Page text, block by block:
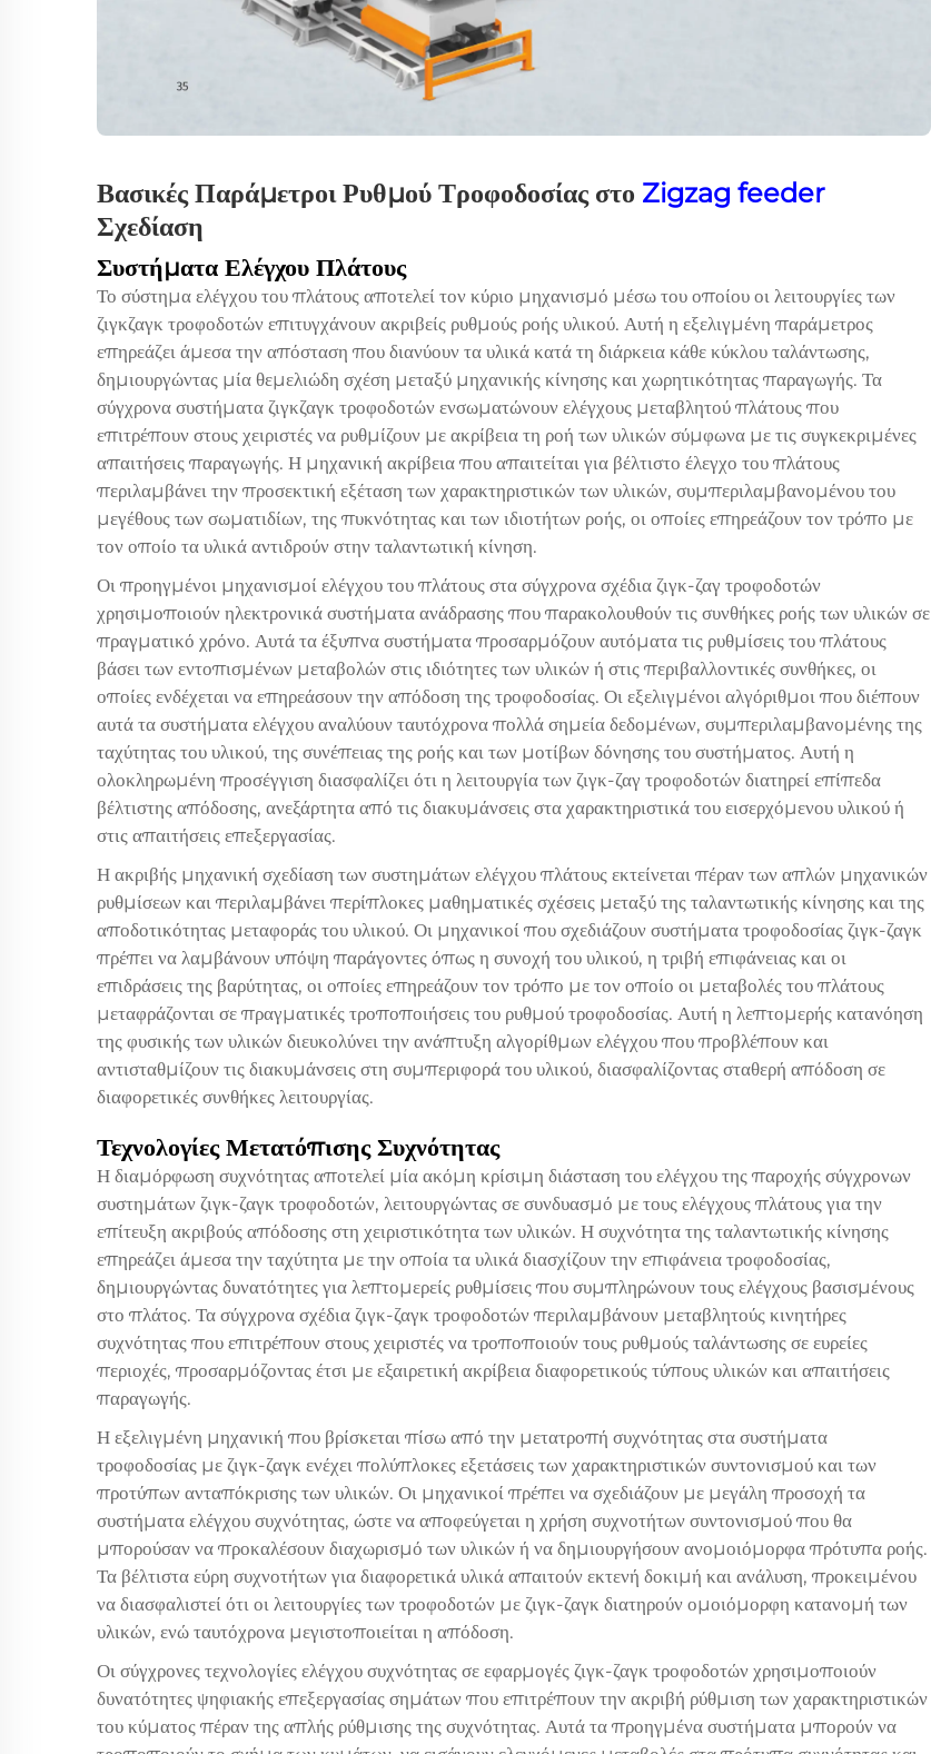
Βασικές Παράμετροι Ρυθμού Τροφοδοσίας στο Zigzag feeder
Σχεδίαση
Συστήματα Ελέγχου Πλάτους
Το σύστημα ελέγχου του πλάτους αποτελεί τον κύριο μηχανισμό μέσω του οποίου οι λειτουργίες των
ζιγκζαγκ τροφοδοτών επιτυγχάνουν ακριβείς ρυθμούς ροής υλικού. Αυτή η εξελιγμένη παράμετρος
επηρεάζει άμεσα την απόσταση που διανύουν τα υλικά κατά τη διάρκεια κάθε κύκλου ταλάντωσης,
δημιουργώντας μία θεμελιώδη σχέση μεταξύ μηχανικής κίνησης και χωρητικότητας παραγωγής. Τα
σύγχρονα συστήματα ζιγκζαγκ τροφοδοτών ενσωματώνουν ελέγχους μεταβλητού πλάτους που
επιτρέπουν στους χειριστές να ρυθμίζουν με ακρίβεια τη ροή των υλικών σύμφωνα με τις συγκεκριμένες
απαιτήσεις παραγωγής. Η μηχανική ακρίβεια που απαιτείται για βέλτιστο έλεγχο του πλάτους
περιλαμβάνει την προσεκτική εξέταση των χαρακτηριστικών των υλικών, συμπεριλαμβανομένου του
μεγέθους των σωματιδίων, της πυκνότητας και των ιδιοτήτων ροής, οι οποίες επηρεάζουν τον τρόπο με
τον οποίο τα υλικά αντιδρούν στην ταλαντωτική κίνηση.
Οι προηγμένοι μηχανισμοί ελέγχου του πλάτους στα σύγχρονα σχέδια ζιγκ-ζαγ τροφοδοτών
χρησιμοποιούν ηλεκτρονικά συστήματα ανάδρασης που παρακολουθούν τις συνθήκες ροής των υλικών σε
πραγματικό χρόνο. Αυτά τα έξυπνα συστήματα προσαρμόζουν αυτόματα τις ρυθμίσεις του πλάτους
βάσει των εντοπισμένων μεταβολών στις ιδιότητες των υλικών ή στις περιβαλλοντικές συνθήκες, οι
οποίες ενδέχεται να επηρεάσουν την απόδοση της τροφοδοσίας. Οι εξελιγμένοι αλγόριθμοι που διέπουν
αυτά τα συστήματα ελέγχου αναλύουν ταυτόχρονα πολλά σημεία δεδομένων, συμπεριλαμβανομένης της
ταχύτητας του υλικού, της συνέπειας της ροής και των μοτίβων δόνησης του συστήματος. Αυτή η
ολοκληρωμένη προσέγγιση διασφαλίζει ότι η λειτουργία των ζιγκ-ζαγ τροφοδοτών διατηρεί επίπεδα
βέλτιστης απόδοσης, ανεξάρτητα από τις διακυμάνσεις στα χαρακτηριστικά του εισερχόμενου υλικού ή
στις απαιτήσεις επεξεργασίας.
Η ακριβής μηχανική σχεδίαση των συστημάτων ελέγχου πλάτους εκτείνεται πέραν των απλών μηχανικών
ρυθμίσεων και περιλαμβάνει περίπλοκες μαθηματικές σχέσεις μεταξύ της ταλαντωτικής κίνησης και της
αποδοτικότητας μεταφοράς του υλικού. Οι μηχανικοί που σχεδιάζουν συστήματα τροφοδοσίας ζιγκ-ζαγκ
πρέπει να λαμβάνουν υπόψη παράγοντες όπως η συνοχή του υλικού, η τριβή επιφάνειας και οι
επιδράσεις της βαρύτητας, οι οποίες επηρεάζουν τον τρόπο με τον οποίο οι μεταβολές του πλάτους
μεταφράζονται σε πραγματικές τροποποιήσεις του ρυθμού τροφοδοσίας. Αυτή η λεπτομερής κατανόηση
της φυσικής των υλικών διευκολύνει την ανάπτυξη αλγορίθμων ελέγχου που προβλέπουν και
αντισταθμίζουν τις διακυμάνσεις στη συμπεριφορά του υλικού, διασφαλίζοντας σταθερή απόδοση σε
διαφορετικές συνθήκες λειτουργίας.
Τεχνολογίες Μετατόπισης Συχνότητας
Η διαμόρφωση συχνότητας αποτελεί μία ακόμη κρίσιμη διάσταση του ελέγχου της παροχής σύγχρονων
συστημάτων ζιγκ-ζαγκ τροφοδοτών, λειτουργώντας σε συνδυασμό με τους ελέγχους πλάτους για την
επίτευξη ακριβούς απόδοσης στη χειριστικότητα των υλικών. Η συχνότητα της ταλαντωτικής κίνησης
επηρεάζει άμεσα την ταχύτητα με την οποία τα υλικά διασχίζουν την επιφάνεια τροφοδοσίας,
δημιουργώντας δυνατότητες για λεπτομερείς ρυθμίσεις που συμπληρώνουν τους ελέγχους βασισμένους
στο πλάτος. Τα σύγχρονα σχέδια ζιγκ-ζαγκ τροφοδοτών περιλαμβάνουν μεταβλητούς κινητήρες
συχνότητας που επιτρέπουν στους χειριστές να τροποποιούν τους ρυθμούς ταλάντωσης σε ευρείες
περιοχές, προσαρμόζοντας έτσι με εξαιρετική ακρίβεια διαφορετικούς τύπους υλικών και απαιτήσεις
παραγωγής.
Η εξελιγμένη μηχανική που βρίσκεται πίσω από την μετατροπή συχνότητας στα συστήματα
τροφοδοσίας με ζιγκ-ζαγκ ενέχει πολύπλοκες εξετάσεις των χαρακτηριστικών συντονισμού και των
προτύπων ανταπόκρισης των υλικών. Οι μηχανικοί πρέπει να σχεδιάζουν με μεγάλη προσοχή τα
συστήματα ελέγχου συχνότητας, ώστε να αποφεύγεται η χρήση συχνοτήτων συντονισμού που θα
μπορούσαν να προκαλέσουν διαχωρισμό των υλικών ή να δημιουργήσουν ανομοιόμορφα πρότυπα ροής.
Τα βέλτιστα εύρη συχνοτήτων για διαφορετικά υλικά απαιτούν εκτενή δοκιμή και ανάλυση, προκειμένου
να διασφαλιστεί ότι οι λειτουργίες των τροφοδοτών με ζιγκ-ζαγκ διατηρούν ομοιόμορφη κατανομή των
υλικών, ενώ ταυτόχρονα μεγιστοποιείται η απόδοση.
Οι σύγχρονες τεχνολογίες ελέγχου συχνότητας σε εφαρμογές ζιγκ-ζαγκ τροφοδοτών χρησιμοποιούν
δυνατότητες ψηφιακής επεξεργασίας σημάτων που επιτρέπουν την ακριβή ρύθμιση των χαρακτηριστικών
του κύματος πέραν της απλής ρύθμισης της συχνότητας. Αυτά τα προηγμένα συστήματα μπορούν να